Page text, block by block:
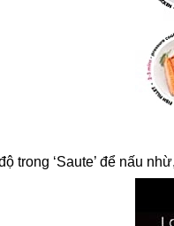
trong ‘Saute’ để nấu